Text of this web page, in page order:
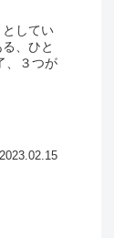
してい
、ひと
、３つが
2023.02.15